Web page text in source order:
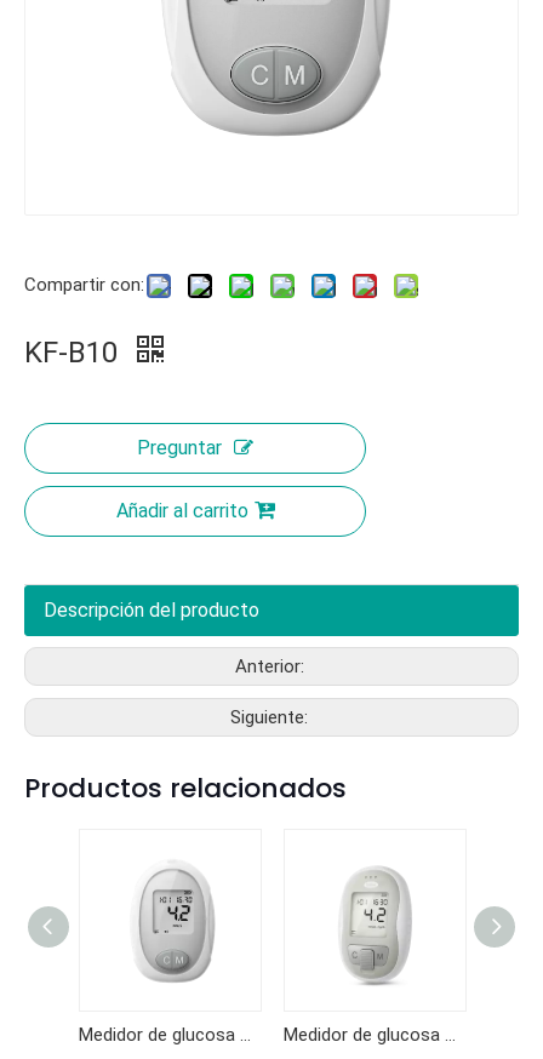
Compartir con:
KF-B10
Preguntar
Añadir al carrito
Descripción del producto
Anterior:
Siguiente:
Productos relacionados
Medidor de glucosa en sangre KF-B10 Medidor de glucosa en sangre KF-B06